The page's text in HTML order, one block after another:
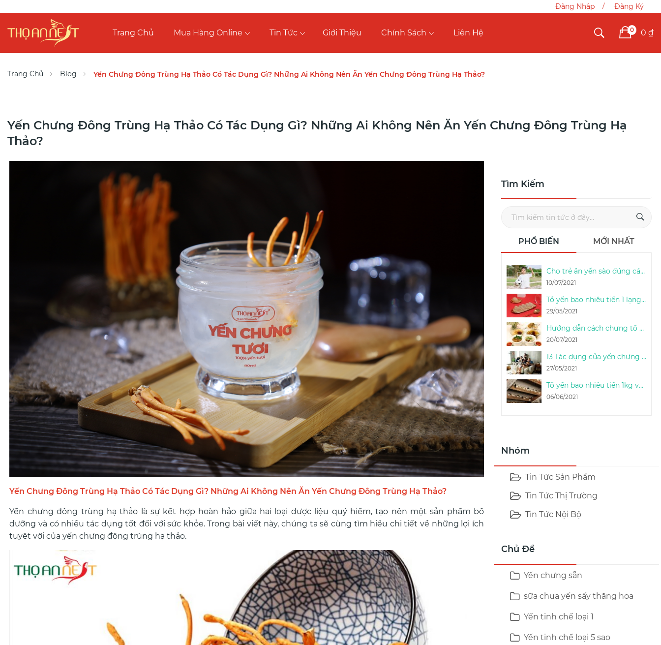
Đăng Nhập Đăng Ký
Trang Chủ Mua Hàng Online Tin Tức Giới Thiệu Chính Sách Liên Hệ 0 0 ₫
Trang Chủ Blog Yến Chưng Đông Trùng Hạ Thảo Có Tác Dụng Gì? Những Ai Không Nên Ăn Yến Chưng Đông Trùng Hạ Thảo?
Yến Chưng Đông Trùng Hạ Thảo Có Tác Dụng Gì? Những Ai Không Nên Ăn Yến Chưng Đông Trùng Hạ
Thảo?
Yến Chưng Đông Trùng Hạ Thảo Có Tác Dụng Gì? Những Ai Không Nên Ăn Yến Chưng Đông Trùng Hạ Thảo?
Yến chưng đông trùng hạ thảo là sự kết hợp hoàn hảo giữa hai loại dược liệu quý hiếm, tạo nên một sản phẩm bổ
dưỡng và có nhiều tác dụng tốt đối với sức khỏe. Trong bài viết này, chúng ta sẽ cùng tìm hiểu chi tiết về những lợi ích
tuyệt vời của yến chưng đông trùng hạ thảo.
Tìm Kiếm
PHỔ BIẾN
Cho trẻ ăn yến sào đúng cách & liều lượng sử dụng yến sào cho trẻ em
10/07/2021
Tổ yến bao nhiêu tiền 1 lạng (100g) - 1 Lạng yến thô được bao nhiêu tổ
29/05/2021
Hướng dẫn cách chưng tổ yến sào tươi ngon đúng cách tại nhà - Thọ An Nest
20/07/2021
13 Tác dụng của yến chưng & cách phát huy công dụng của tổ yến chưng
27/05/2021
Tổ yến bao nhiêu tiền 1kg và bao nhiêu tổ yến được 1kg
06/06/2021
MỚI NHẤT
Nhóm
Tin Tức Sản Phẩm
Tin Tức Thị Trường
Tin Tức Nội Bộ
Chủ Đề
Yến chưng sẵn
sữa chua yến sấy thăng hoa
Yến tinh chế loại 1
Yến tinh chế loại 5 sao